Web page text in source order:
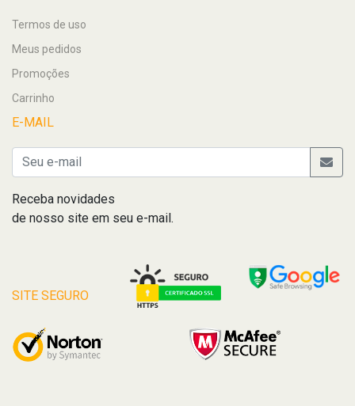
Termos de uso
Meus pedidos
Promoções
Carrinho
E-MAIL
Receba novidades
de nosso site em seu e-mail.
SITE SEGURO